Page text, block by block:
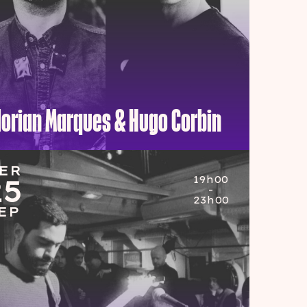
Marques & Hugo Corbin
19h00
-
23h00
19h00
-
23h00